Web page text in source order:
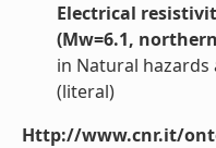
Electrical
(Mw=6.1,
in Natural hazards
(literal)
Http://www.cnr.it/